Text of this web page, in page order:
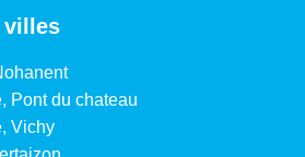
villes
Pont du chateau
Vichy